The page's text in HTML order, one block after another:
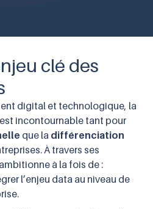
clé des
digital et technologique, la
est incontournable tant pour
que la différenciation
À travers ses
à la fois de :
l’enjeu data au niveau de